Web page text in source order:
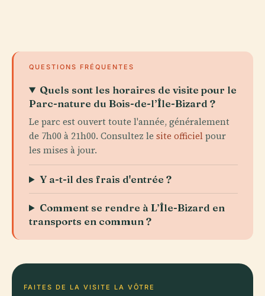
QUESTIONS FRÉQUENTES
Quels sont les horaires de visite pour le
Parc-nature du Bois-de-l’Île-Bizard ?
Le parc est ouvert toute l'année, généralement
de 7h00 à 21h00. Consultez le site officielpour
les mises à jour.
Y a-t-il des frais d'entrée ?
Comment se rendre à L’Île-Bizard en
transports en commun ?
FAITES DE LA VISITE LA VÔTRE